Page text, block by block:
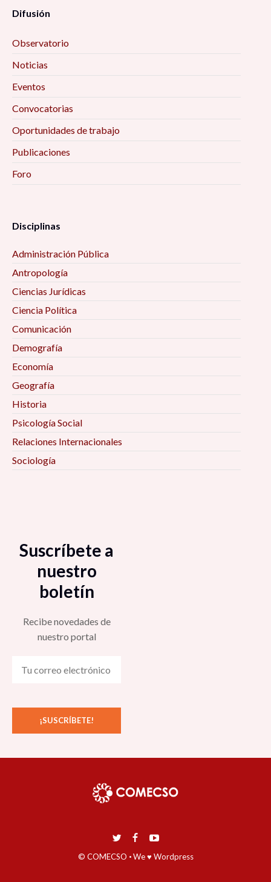
Difusión
Observatorio
Noticias
Eventos
Convocatorias
Oportunidades de trabajo
Publicaciones
Foro
Disciplinas
Administración Pública
Antropología
Ciencias Jurídicas
Ciencia Política
Comunicación
Demografía
Economía
Geografía
Historia
Psicología Social
Relaciones Internacionales
Sociología
Suscríbete a
nuestro
boletín
Recibe novedades de
nuestro portal
© COMECSO ·We ♥ Wordpress